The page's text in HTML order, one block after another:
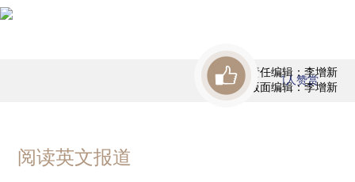
责任编辑：李增新
版面编辑：李增新
1人赞赏
阅读英文报道